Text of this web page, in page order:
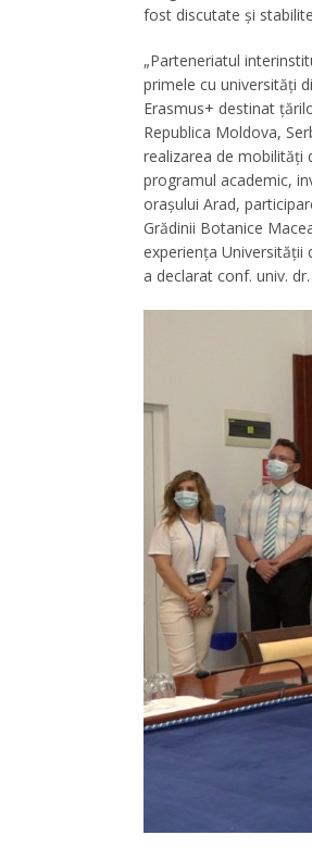
fost discutate și
„Parteneriatul
primele cu universități
Erasmus+ destinat
Republica Moldova,
realizarea de mobilități
programul academic,
orașului Arad,
Grădinii Botanice
experiența Universității
a declarat conf. univ.